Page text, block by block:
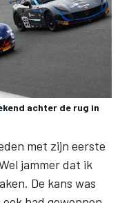
achter de rug in
met zijn eerste
jammer dat ik
De kans was